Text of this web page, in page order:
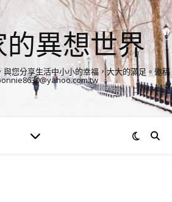
異想世界
您分享生活中小小的幸福，大大的滿足。邀稿